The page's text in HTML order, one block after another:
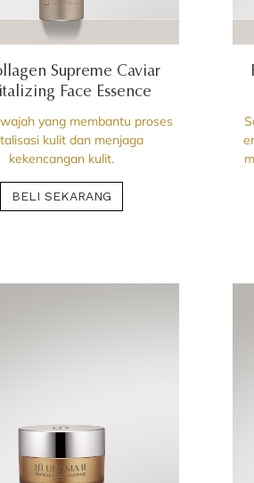
Supreme Caviar
Face Essence
yang membantu proses
kulit dan menjaga
kekencangan kulit.
BELI SEKARANG